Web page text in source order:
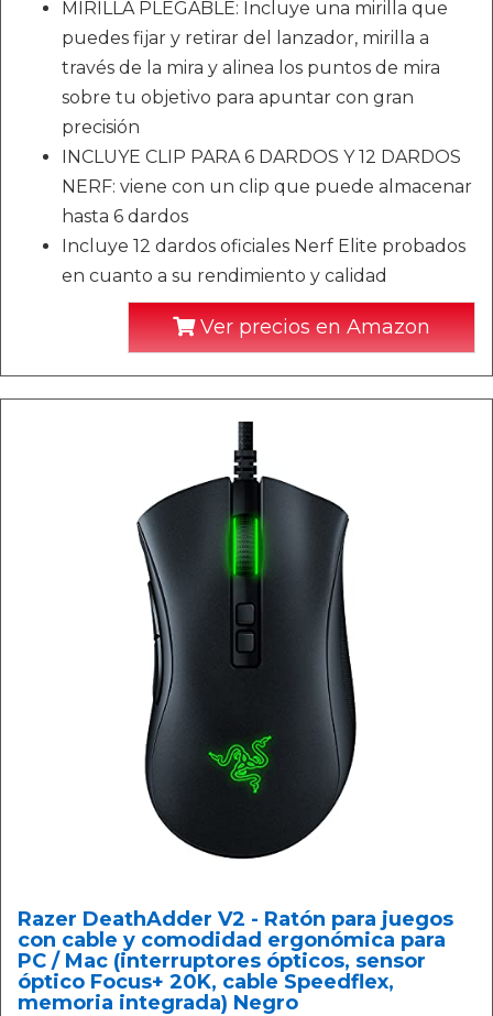
MIRILLA PLEGABLE: Incluye una mirilla que
puedes fijar y retirar del lanzador, mirilla a
través de la mira y alinea los puntos de mira
sobre tu objetivo para apuntar con gran
precisión
INCLUYE CLIP PARA 6 DARDOS Y 12 DARDOS
NERF: viene con un clip que puede almacenar
hasta 6 dardos
Incluye 12 dardos oficiales Nerf Elite probados
en cuanto a su rendimiento y calidad
Ver precios en Amazon
Razer DeathAdder V2 - Ratón para juegos
con cable y comodidad ergonómica para
PC / Mac (interruptores ópticos, sensor
óptico Focus+ 20K, cable Speedflex,
memoria integrada) Negro